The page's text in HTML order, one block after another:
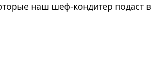
наш шеф-кондитер подаст в